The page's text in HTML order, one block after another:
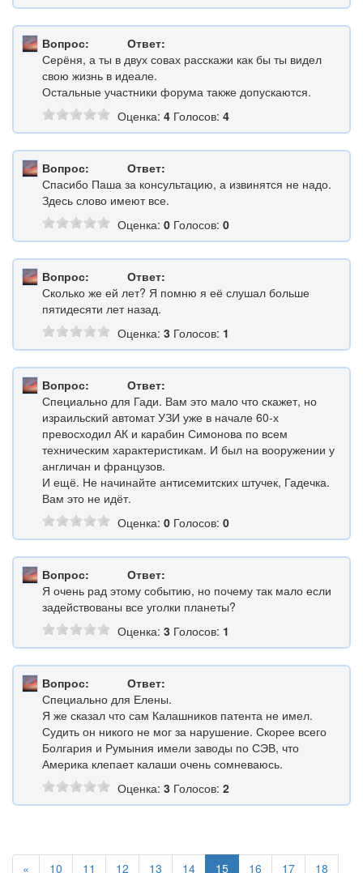
Вопрос:
Ответ:
Серёня, а ты в двух совах расскажи как бы ты видел
свою жизнь в идеале.
Остальные участники форума также допускаются.
Оценка: 4 Голосов: 4
Вопрос:
Ответ:
Спасибо Паша за консультацию, а извинятся не надо.
Здесь слово имеют все.
Оценка: 0 Голосов: 0
Вопрос:
Ответ:
Сколько же ей лет? Я помню я её слушал больше
пятидесяти лет назад.
Оценка: 3 Голосов: 1
Вопрос:
Ответ:
Специально для Гади. Вам это мало что скажет, но
израильский автомат УЗИ уже в начале 60-х
превосходил АК и карабин Симонова по всем
техническим характеристикам. И был на вооружении у
англичан и французов.
И ещё. Не начинайте антисемитских штучек, Гадечка.
Вам это не идёт.
Оценка: 0 Голосов: 0
Вопрос:
Ответ:
Я очень рад этому событию, но почему так мало если
задействованы все уголки планеты?
Оценка: 3 Голосов: 1
Вопрос:
Ответ:
Специально для Елены.
Я же сказал что сам Калашников патента не имел.
Судить он никого не мог за нарушение. Скорее всего
Болгария и Румыния имели заводы по СЭВ, что
Америка клепает калаши очень сомневаюсь.
Оценка: 3 Голосов: 2
« 10 11 12 13 14 15 16 17 18